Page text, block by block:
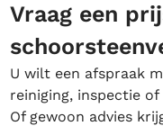
Vraag een
U wilt een afspraak
reiniging, inspectie
Of gewoon advies